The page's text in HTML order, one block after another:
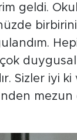
geldi.
Sizler iyi ki